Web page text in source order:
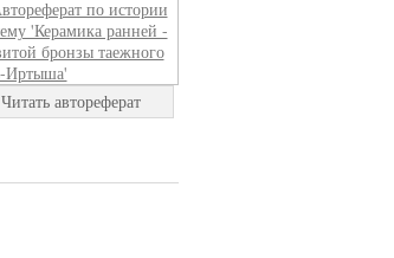
Читать автореферат